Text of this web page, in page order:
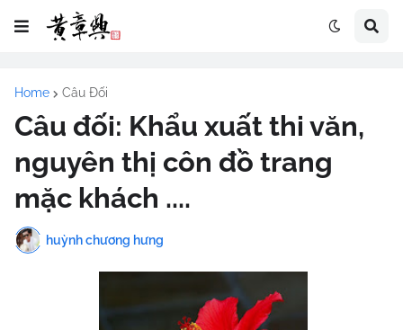
Home Câu Đối
Câu đối: Khẩu xuất thi văn,
nguyên thị côn đồ trang
mặc khách ....
huỳnh chương hưng